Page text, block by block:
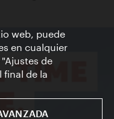
web, puede
en cualquier
de
final de la